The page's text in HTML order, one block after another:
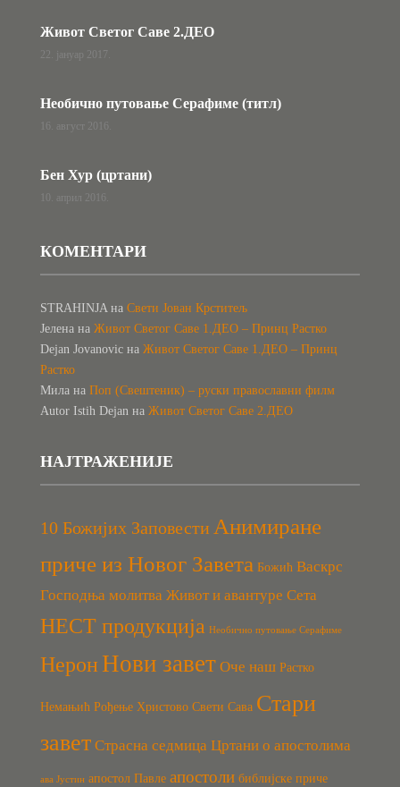
Живот Светог Саве 2.ДЕО
22. јануар 2017.
Необично путовање Серафиме (титл)
16. август 2016.
Бен Хур (цртани)
10. април 2016.
КОМЕНТАРИ
STRAHINJAна Свети Јован Крститељ
Јелена на Живот Светог Саве 1.ДЕО – Принц Растко
Dejan Jovanovicна Живот Светог Саве 1.ДЕО – Принц
Растко
Мила на Поп (Свештеник) – руски православни филм
Autor Istih Dejan на Живот Светог Саве 2.ДЕО
НАЈТРАЖЕНИЈЕ
10 Божијих Заповести Анимиране
приче из Новог Завета Божић Васкрс
Господња молитва Живот и авантуре Сета
НЕСТ продукција Необично путовање Серафиме
Нерон Нови завет Оче наш Растко
Немањић Рођење Христово Свети Сава Стари
завет Страсна седмица Цртани о апостолима
ава Јустин апостол Павле апостоли библијске приче